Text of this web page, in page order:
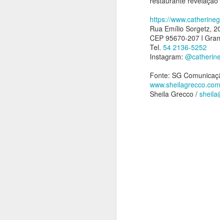
https://
Rua Emílio Sorgetz,
CEP 95670-207 l
Tel. 54 2136-5252
Instagram:
Fonte: SG
www.sheilagrecco.com
Sheila Grecco /